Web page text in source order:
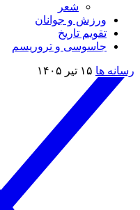
شعر
ورزش و جوانان
تقویم تاريخ
جاسوسی و تروریسم
رسانه ها ۱۵ تیر ۱۴۰۵